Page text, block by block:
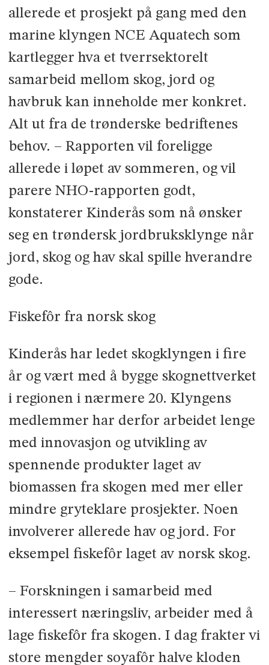
allerede et prosjekt på gang med den
marine klyngen NCE Aquatech som
kartlegger hva et tverrsektorelt
samarbeid mellom skog, jord og
havbruk kan inneholde mer konkret.
Alt ut fra de trønderske bedriftenes
behov. – Rapporten vil foreligge
allerede i løpet av sommeren, og vil
parere NHO-rapporten godt,
konstaterer Kinderås som nå ønsker
seg en trøndersk jordbruksklynge når
jord, skog og hav skal spille hverandre
gode.
Fiskefôr fra norsk skog
Kinderås har ledet skogklyngen i fire
år og vært med å bygge skognettverket
i regionen i nærmere 20. Klyngens
medlemmer har derfor arbeidet lenge
med innovasjon og utvikling av
spennende produkter laget av
biomassen fra skogen med mer eller
mindre gryteklare prosjekter. Noen
involverer allerede hav og jord. For
eksempel fiskefôr laget av norsk skog.
– Forskningen i samarbeid med
interessert næringsliv, arbeider med å
lage fiskefôr fra skogen. I dag frakter vi
store mengder soyafôr halve kloden